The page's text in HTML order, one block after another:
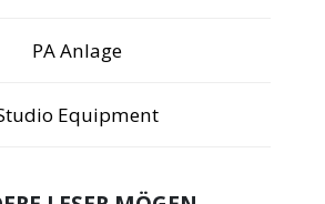
PA Anlage
Equipment